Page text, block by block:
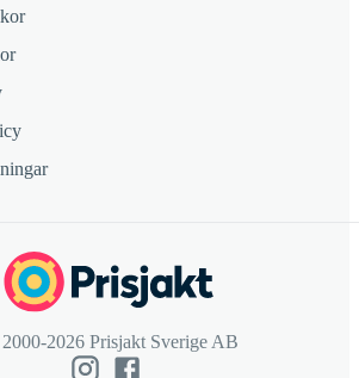
2026 Prisjakt Sverige AB